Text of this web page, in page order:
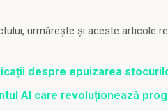
urmărește și aceste articole
despre epuizarea
AI care revoluționează